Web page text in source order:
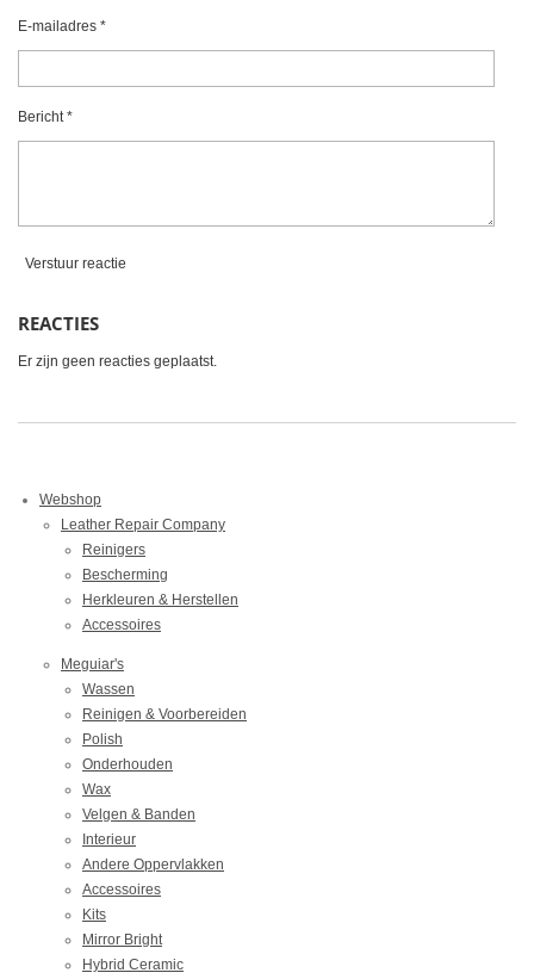
t
e
e
e e
E-mailadres *
Bericht *
Verstuur reactie
REACTIES
Er zijn geen reacties geplaatst.
Webshop
Leather Repair Company
Reinigers
Bescherming
Herkleuren & Herstellen
Accessoires
Meguiar's
Wassen
Reinigen & Voorbereiden
Polish
Onderhouden
Wax
Velgen & Banden
Interieur
Andere Oppervlakken
Accessoires
Kits
Mirror Bright
Hybrid Ceramic